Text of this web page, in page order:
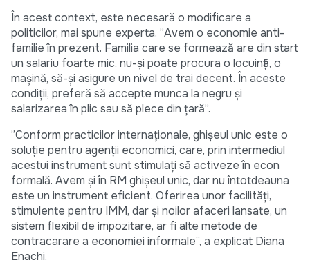
În acest context, este necesară o modificare a
politicilor, mai spune experta. ”Avem o economie anti-
familie în prezent. Familia care se formează are din start
un salariu foarte mic, nu-și poate procura o locuință, o
mașină, să-și asigure un nivel de trai decent. În aceste
condiții, preferă să accepte munca la negru și
salarizarea în plic sau să plece din țară”.
”Conform practicilor internaționale, ghișeul unic este o
soluție pentru agenții economici, care, prin intermediul
acestui instrument sunt stimulați să activeze în econ
formală. Avem și în RM ghișeul unic, dar nu întotdeauna
este un instrument eficient. Oferirea unor facilități,
stimulente pentru IMM, dar și noilor afaceri lansate, un
sistem flexibil de impozitare, ar fi alte metode de
contracarare a economiei informale”, a explicat Diana
Enachi.